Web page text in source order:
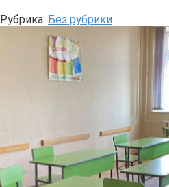
Рубрика: Без рубрики